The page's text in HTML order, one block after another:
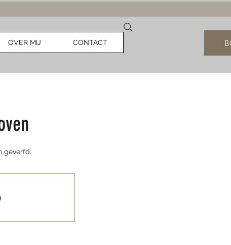
OVER MIJ CONTACT
geverfd.